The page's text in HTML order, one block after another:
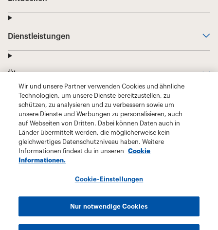
Wir und unsere Partner verwenden Cookies und ähnliche
Technologien, um unsere Dienste bereitzustellen, zu
schützen, zu analysieren und zu verbessern sowie um
unsere Dienste und Werbungen zu personalisieren, auch
auf Webseiten von Dritten. Dabei können Daten auch in
Länder übermittelt werden, die möglicherweise kein
gleichwertiges Datenschutzniveau haben. Weitere
Informationen findest du in unseren
Cookie
Informationen.
Cookie-Einstellungen
Nur notwendige Cookies